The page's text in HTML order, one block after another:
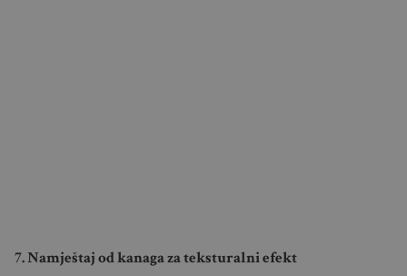
7. Namještaj od kanaga za teksturalni efekt